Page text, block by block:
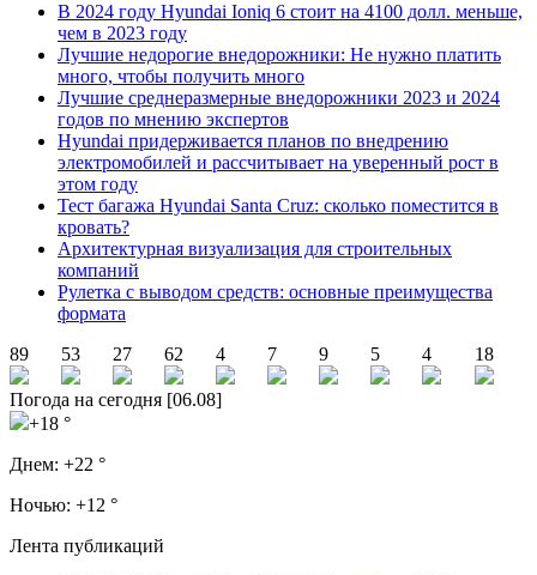
В 2024 году Hyundai Ioniq 6 стоит на 4100 долл. меньше,
чем в 2023 году
Лучшие недорогие внедорожники: Не нужно платить
много, чтобы получить много
Лучшие среднеразмерные внедорожники 2023 и 2024
годов по мнению экспертов
Hyundai придерживается планов по внедрению
электромобилей и рассчитывает на уверенный рост в
этом году
Тест багажа Hyundai Santa Cruz: сколько поместится в
кровать?
Архитектурная визуализация для строительных
компаний
Рулетка с выводом средств: основные преимущества
формата
89
53 27 62 4 7 9 5 4 18
Погода на сегодня [06.08]
+18 °
Днем: +22 °
Ночью: +12 °
Лента публикаций